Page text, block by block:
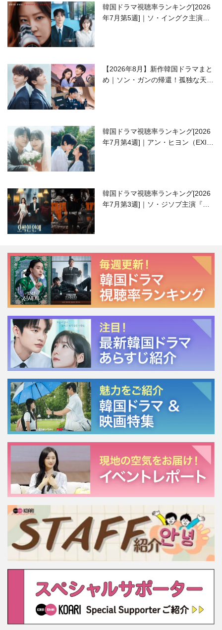
韓国ドラマ視聴率ランキング[2026
年7月第5週]｜ソ・イングク主演の
【2026年8月】新作韓国ドラマまと
め｜ソン・ガンの帰還！孤独な天才
韓国ドラマ視聴率ランキング[2026
年7月第4週]｜アン・ヒヨン（EXID
韓国ドラマ視聴率ランキング[2026
年7月第3週]｜ソ・ジソブ主演『エ